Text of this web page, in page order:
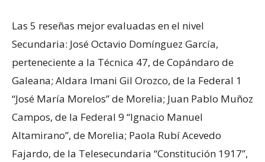
Las 5 reseñas mejor evaluadas en el nivel
Secundaria: José Octavio Domínguez García,
perteneciente a la Técnica 47, de Copándaro de
Galeana; Aldara Imani Gil Orozco, de la Federal 1
“José María Morelos” de Morelia; Juan Pablo Muñoz
Campos, de la Federal 9 “Ignacio Manuel
Altamirano”, de Morelia; Paola Rubí Acevedo
Fajardo, de la Telesecundaria “Constitución 1917”,